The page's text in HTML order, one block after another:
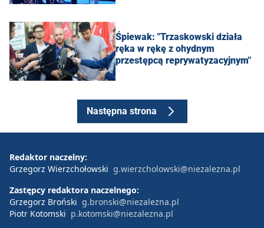
Śpiewak: "Trzaskowski działa
ręka w rękę z ohydnym
przestępcą reprywatyzacyjnym"
Następna strona
Redaktor naczelny:
Grzegorz Wierzchołowski g.wierzcholowski@niezalezna.pl
Zastępcy redaktora naczelnego:
Grzegorz Broński g.bronski@niezalezna.pl
Piotr Kotomski p.kotomski@niezalezna.pl